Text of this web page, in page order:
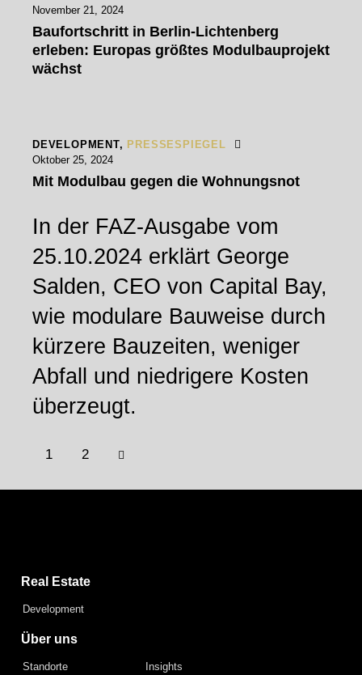
November 21, 2024
Baufortschritt in Berlin-Lichtenberg
erleben: Europas größtes Modulbauprojekt
wächst
DEVELOPMENT, PRESSESPIEGEL
Oktober 25, 2024
Mit Modulbau gegen die Wohnungsnot
In der FAZ-Ausgabe vom
25.10.2024 erklärt George
Salden, CEO von Capital Bay,
wie modulare Bauweise durch
kürzere Bauzeiten, weniger
Abfall und niedrigere Kosten
überzeugt.
1 2
Real Estate
Development
Über uns
Standorte Insights